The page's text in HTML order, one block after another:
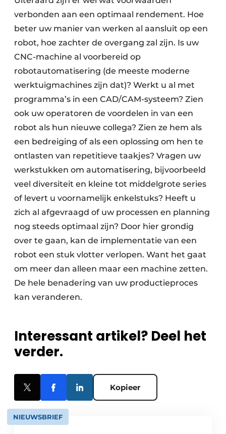
verbonden aan een optimaal rendement. Hoe
beter uw manier van werken al aansluit op een
robot, hoe zachter de overgang zal zijn. Is uw
CNC-machine al voorbereid op
robotautomatisering (de meeste moderne
werktuigmachines zijn dat)? Werkt u al met
programma’s in een CAD/CAM-systeem? Zien
ook uw operatoren de voordelen in van een
robot als hun nieuwe collega? Zien ze hem als
een bedreiging of als een oplossing om hen te
ontlasten van repetitieve taakjes? Vragen uw
werkstukken om automatisering, bijvoorbeeld
veel diversiteit en kleine tot middelgrote series
of levert u voornamelijk enkelstuks? Heeft u
zich al afgevraagd of uw processen en planning
nog steeds optimaal zijn? Door hier grondig
over te gaan, kan de implementatie van een
robot een stuk vlotter verlopen. Want het gaat
om meer dan alleen maar een machine zetten.
De hele benadering van uw productieproces
kan veranderen.
Interessant artikel? Deel het
verder.
Kopieer
NIEUWSBRIEF